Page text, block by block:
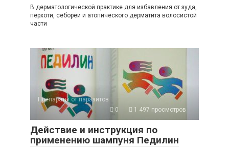
В дерматологической практике для избавления от зуда,
перхоти, себореи и атопического дерматита волосистой
части
Препараты от паразитов
0
1 497 просмотров
Действие и инструкция по
применению шампуня Педилин